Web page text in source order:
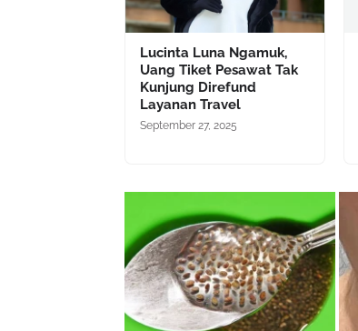
Lucinta Luna Ngamuk,
Uang Tiket Pesawat Tak
Kunjung Direfund
Layanan Travel
September 27, 2025